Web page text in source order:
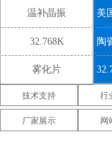
温补晶振
32.768K
雾化片
美
振
陶
高
技术支持 行
厂家展示 网